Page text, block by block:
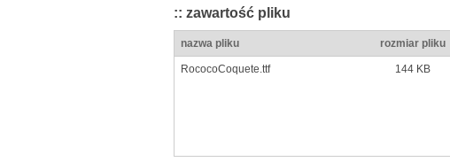
:: zawartość pliku
nazwa pliku rozmiar pliku
RococoCoquete.ttf 144 KB